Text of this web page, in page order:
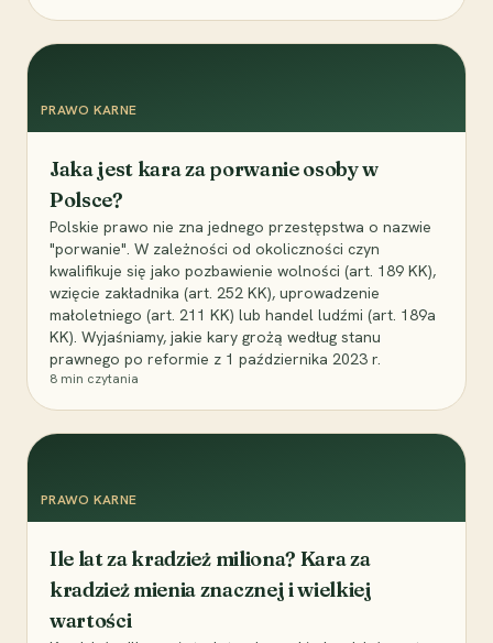
PRAWO KARNE
Jaka jest kara za porwanie osoby w
Polsce?
Polskie prawo nie zna jednego przestępstwa o nazwie
"porwanie". W zależności od okoliczności czyn
kwalifikuje się jako pozbawienie wolności (art. 189 KK),
wzięcie zakładnika (art. 252 KK), uprowadzenie
małoletniego (art. 211 KK) lub handel ludźmi (art. 189a
KK). Wyjaśniamy, jakie kary grożą według stanu
prawnego po reformie z 1 października 2023 r.
8 min czytania
PRAWO KARNE
Ile lat za kradzież miliona? Kara za
kradzież mienia znacznej i wielkiej
wartości